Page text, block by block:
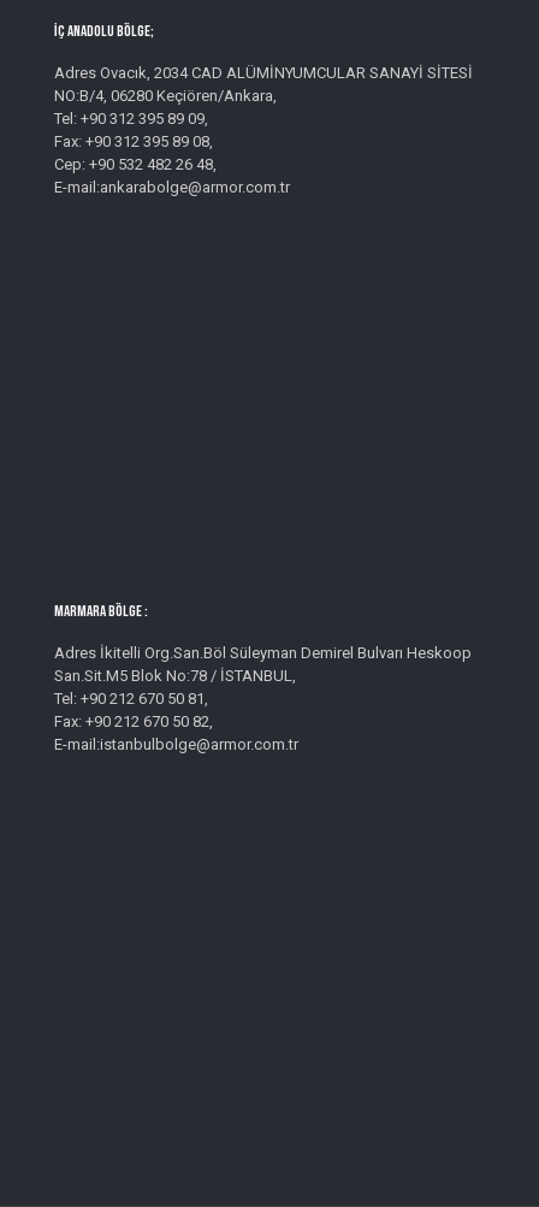
İç Anadolu Bölge;
Adres Ovacık, 2034 CAD ALÜMİNYUMCULAR SANAYİ SİTESİ
NO:B/4, 06280 Keçiören/Ankara,
Tel: +90 312 395 89 09,
Fax: +90 312 395 89 08,
Cep: +90 532 482 26 48,
E-mail:ankarabolge@armor.com.tr
MARMARA BÖLGE :
Adres İkitelli Org.San.Böl Süleyman Demirel Bulvarı Heskoop
San.Sit.M5 Blok No:78 / İSTANBUL,
Tel: +90 212 670 50 81,
Fax: +90 212 670 50 82,
E-mail:istanbulbolge@armor.com.tr